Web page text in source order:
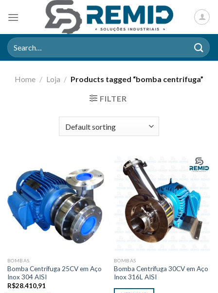
Search
for:
Home / Loja / Products tagged “bomba centrifuga”
FILTER
BOMBAS
Bomba Centrífuga 25CV em Aço
Inox 304 AISI
R$28.410,91
BOMBAS
Bomba Centrífuga 30CV em Aço
Inox 316L AISI